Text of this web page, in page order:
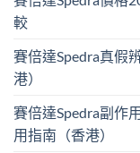
較
賽倍達Spedra真假
港）
賽倍達Spedra副作
用指南（香港）